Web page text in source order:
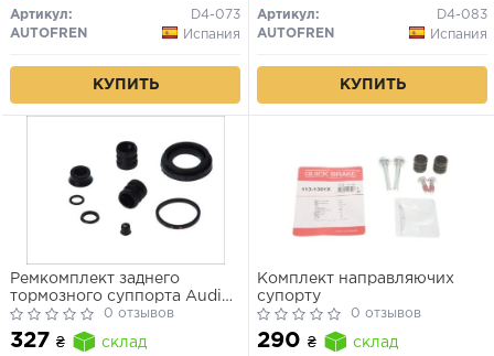
Артикул:
D4-073
AUTOFREN
Испания
КУПИТЬ
Артикул:
D4-083
AUTOFREN
Испания
КУПИТЬ
Ремкомплект заднего
тормозного суппорта Audi
100, 80, A4, A60 отзывов
327 ₴ склад
Комплект направляючих
супорту
0 отзывов
290 ₴ склад